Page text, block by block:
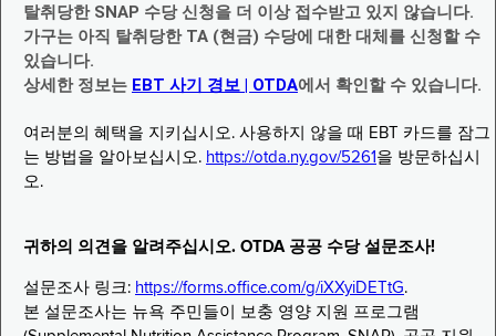
탈취당한 SNAP 수당 신청을 더 이상 접수받고 있지 않습니다.
가구는 아직 탈취당한 TA (현금) 수당에 대한 대체를 신청할 수
있습니다.
상세한 정보는 EBT 사기 경보 | OTDA에서 확인할 수 있습니다.
여러분의 혜택을 지키십시오. 사용하지 않을 때 EBT 카드를 잠그
는 방법을 알아보십시오. https://otda.ny.gov/5261 을 방문하십시
오.
귀하의 의견을 알려주십시오. OTDA 공공 수당 설문조사!
설문조사 링크: https://forms.office.com/g/iXXyiDETtG.
본 설문조사는 뉴욕 주민들이 보충 영양 지원 프로그램